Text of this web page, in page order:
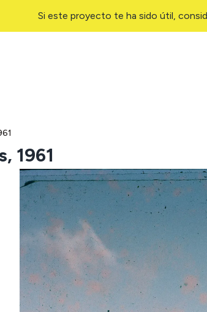
Si este proyecto te ha sido útil,
1961